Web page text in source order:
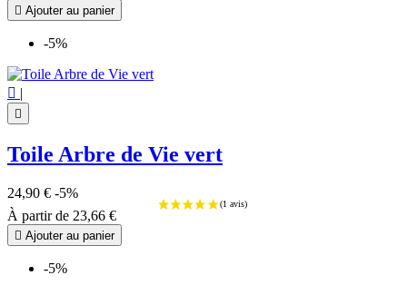
 Ajouter au panier
-5%
 |

Toile Arbre de Vie vert
24,90 € -5%
À partir de 23,66 €
 Ajouter au panier
-5%